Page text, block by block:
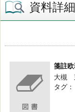
資料詳細
箋註
大槻
タグ